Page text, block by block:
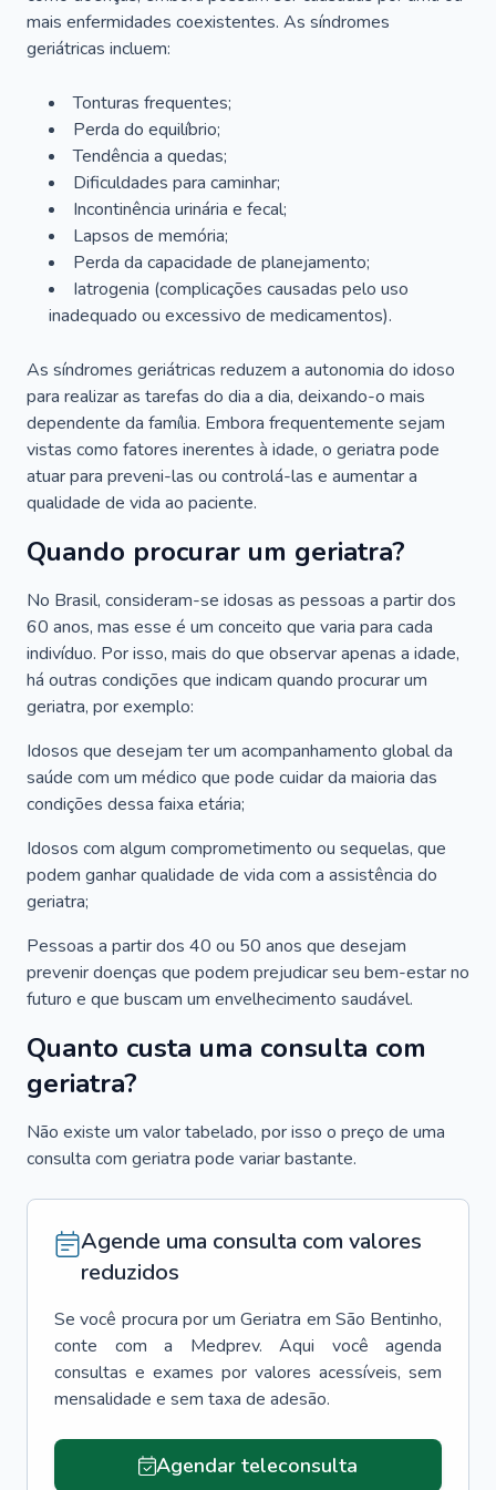
mais enfermidades coexistentes. As síndromes
geriátricas incluem:
Tonturas frequentes;
Perda do equilíbrio;
Tendência a quedas;
Dificuldades para caminhar;
Incontinência urinária e fecal;
Lapsos de memória;
Perda da capacidade de planejamento;
Iatrogenia (complicações causadas pelo uso
inadequado ou excessivo de medicamentos).
As síndromes geriátricas reduzem a autonomia do idoso
para realizar as tarefas do dia a dia, deixando-o mais
dependente da família. Embora frequentemente sejam
vistas como fatores inerentes à idade, o geriatra pode
atuar para preveni-las ou controlá-las e aumentar a
qualidade de vida ao paciente.
Quando procurar um geriatra?
No Brasil, consideram-se idosas as pessoas a partir dos
60 anos, mas esse é um conceito que varia para cada
indivíduo. Por isso, mais do que observar apenas a idade,
há outras condições que indicam quando procurar um
geriatra, por exemplo:
Idosos que desejam ter um acompanhamento global da
saúde com um médico que pode cuidar da maioria das
condições dessa faixa etária;
Idosos com algum comprometimento ou sequelas, que
podem ganhar qualidade de vida com a assistência do
geriatra;
Pessoas a partir dos 40 ou 50 anos que desejam
prevenir doenças que podem prejudicar seu bem-estar no
futuro e que buscam um envelhecimento saudável.
Quanto custa uma consulta com
geriatra?
Não existe um valor tabelado, por isso o preço de uma
consulta com geriatra pode variar bastante.
Agende uma consulta com valores
reduzidos
Se você procura por um Geriatra em São Bentinho,
conte com a Medprev. Aqui você agenda
consultas e exames por valores acessíveis, sem
mensalidade e sem taxa de adesão.
Agendar teleconsulta